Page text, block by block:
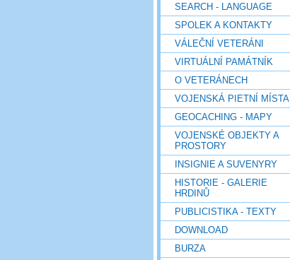
SEARCH - LANGUAGE
SPOLEK A KONTAKTY
VÁLEČNÍ VETERÁNI
VIRTUÁLNÍ PAMÁTNÍK
O VETERÁNECH
VOJENSKÁ PIETNÍ MÍSTA
GEOCACHING - MAPY
VOJENSKÉ OBJEKTY A
PROSTORY
INSIGNIE A SUVENYRY
HISTORIE - GALERIE
HRDINŮ
PUBLICISTIKA - TEXTY
DOWNLOAD
BURZA